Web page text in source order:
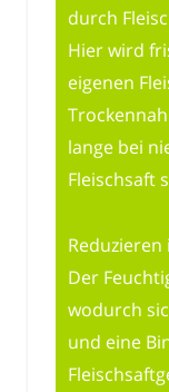
durch
Hier wird
eigenen
lange bei
Fleischsaft
Der
wodurch
und eine